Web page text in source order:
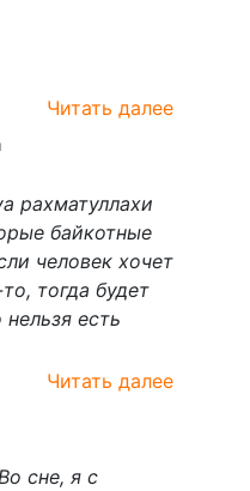
Читать далее
рахматуллахи
байкотные
человек хочет
тогда будет
есть
Читать далее
сне, я с